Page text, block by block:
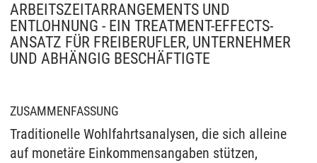
ARBEITSZEITARRANGEMENTS UND
ENTLOHNUNG - EIN TREATMENT-EFFECTS-
ANSATZ FÜR FREIBERUFLER, UNTERNEHMER
UND ABHÄNGIG BESCHÄFTIGTE
ZUSAMMENFASSUNG
Traditionelle Wohlfahrtsanalysen, die sich alleine
auf monetäre Einkommensangaben stützen,